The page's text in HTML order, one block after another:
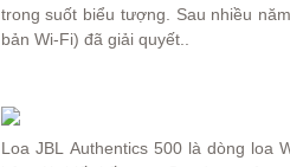
trong suốt biểu tượng. Sau nhiều
bản Wi-Fi) đã giải quyết..
Loa JBL Authentics 500 là dòng loa